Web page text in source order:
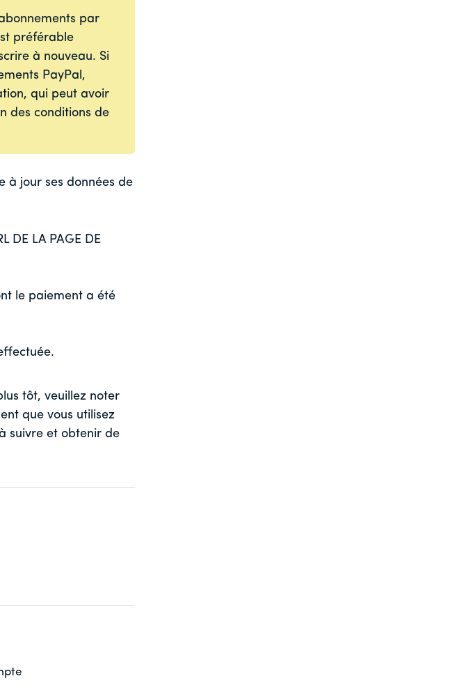
par
préférable
à nouveau. Si
PayPal,
qui peut avoir
des conditions de
à jour ses données de
DE LA PAGE DE
le paiement a été
tôt, veuillez noter
que vous utilisez
suivre et obtenir de